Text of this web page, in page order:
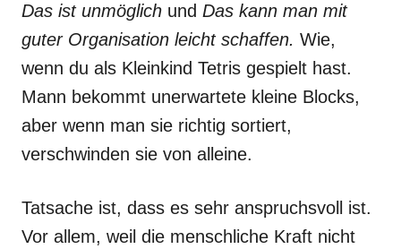
Das ist unmöglich und Das kann man mit
guter Organisation leicht schaffen. Wie,
wenn du als Kleinkind Tetris gespielt hast.
Mann bekommt unerwartete kleine Blocks,
aber wenn man sie richtig sortiert,
verschwinden sie von alleine.
Tatsache ist, dass es sehr anspruchsvoll ist.
Vor allem, weil die menschliche Kraft nicht